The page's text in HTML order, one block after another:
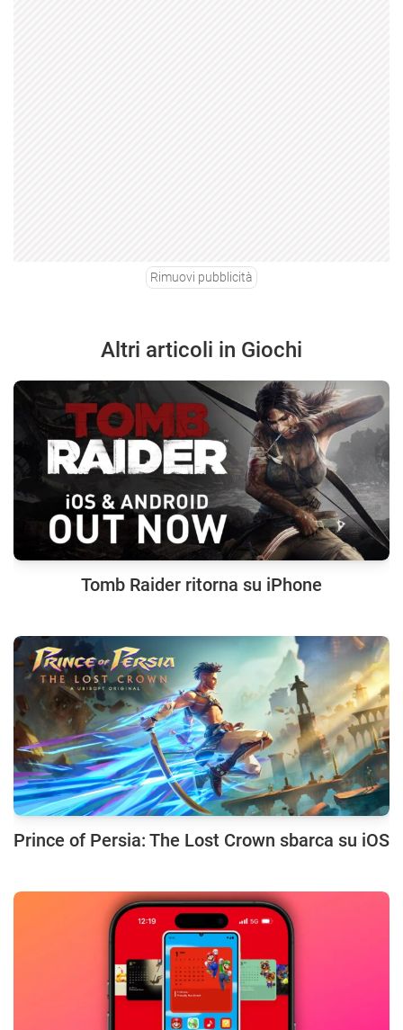
Rimuovi pubblicità
Altri articoli in Giochi
Tomb Raider ritorna su iPhone
Prince of Persia: The Lost Crown sbarca su iOS